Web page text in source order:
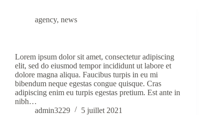
agency, news
Lorem ipsum dolor sit amet, consectetur adipiscing
elit, sed do eiusmod tempor incididunt ut labore et
dolore magna aliqua. Faucibus turpis in eu mi
bibendum neque egestas congue quisque. Cras
adipiscing enim eu turpis egestas pretium. Est ante in
nibh…
admin3229
5 juillet 2021